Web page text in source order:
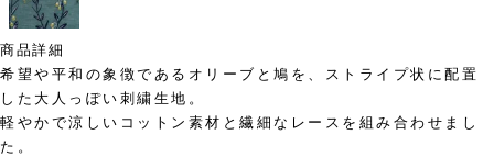
商品詳細
希望や平和の象徴であるオリーブと鳩を、ストライプ状に配置
した大人っぽい刺繍生地。
軽やかで涼しいコットン素材と繊細なレースを組み合わせまし
た。